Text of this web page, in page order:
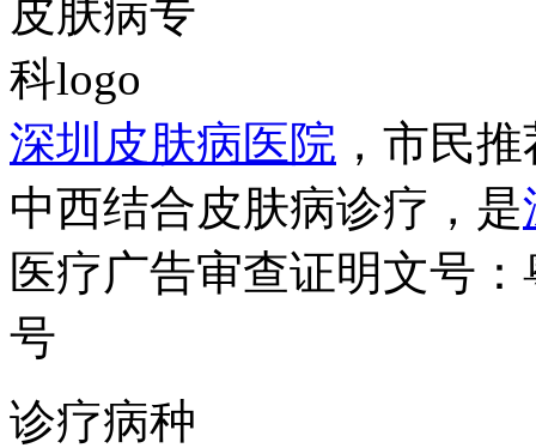
深圳皮肤病医院 ，市民
中西结合皮肤病诊疗，是
医疗广告审查证明文号
号
诊疗病种